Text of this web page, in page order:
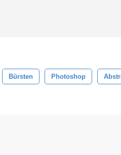
Bürsten Photoshop